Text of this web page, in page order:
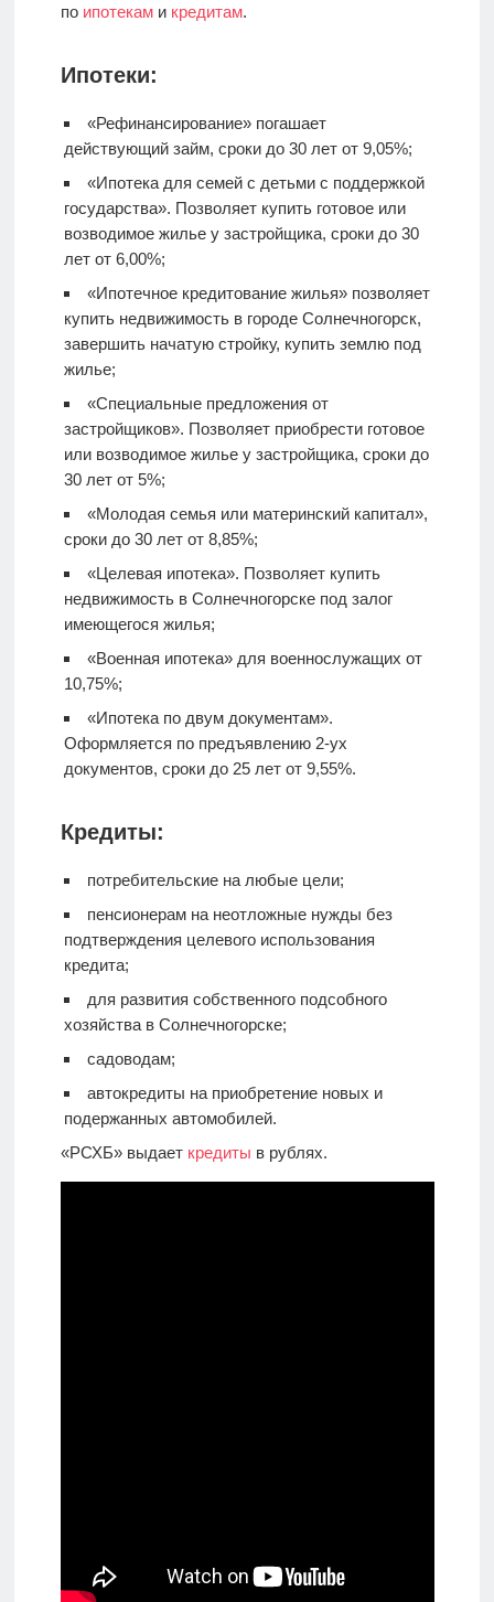
по ипотеками кредитам.
Ипотеки:
«Рефинансирование» погашает
действующий займ, сроки до 30 лет от 9,05%;
«Ипотека для семей с детьми с поддержкой
государства». Позволяет купить готовое или
возводимое жилье у застройщика, сроки до 30
лет от 6,00%;
«Ипотечное кредитование жилья» позволяет
купить недвижимость в городе Солнечногорск,
завершить начатую стройку, купить землю под
жилье;
«Специальные предложения от
застройщиков». Позволяет приобрести готовое
или возводимое жилье у застройщика, сроки до
30 лет от 5%;
«Молодая семья или материнский капитал»,
сроки до 30 лет от 8,85%;
«Целевая ипотека». Позволяет купить
недвижимость в Солнечногорске под залог
имеющегося жилья;
«Военная ипотека» для военнослужащих от
10,75%;
«Ипотека по двум документам».
Оформляется по предъявлению 2-ух
документов, сроки до 25 лет от 9,55%.
Кредиты:
потребительские на любые цели;
пенсионерам на неотложные нужды без
подтверждения целевого использования
кредита;
для развития собственного подсобного
хозяйства в Солнечногорске;
садоводам;
автокредиты на приобретение новых и
подержанных автомобилей.
«РСХБ» выдает кредиты в рублях.